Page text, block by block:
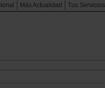
Más Actualidad Tus Servicios